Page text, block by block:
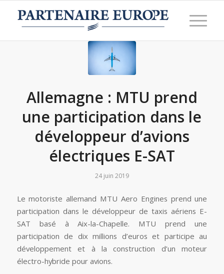
Allemagne : MTU prend
une participation dans le
développeur d’avions
électriques E-SAT
24 juin 2019
Le motoriste allemand MTU Aero Engines prend une
participation dans le développeur de taxis aériens E-
SAT basé à Aix-la-Chapelle. MTU prend une
participation de dix millions d’euros et participe au
développement et à la construction d’un moteur
électro-hybride pour avions.